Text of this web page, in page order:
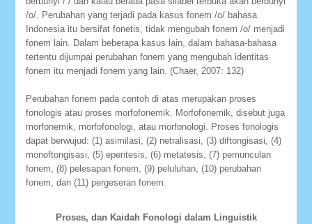
/o/. Perubahan yang terjadi pada kasus fonem /o/ bahasa
Indonesia itu bersifat fonetis, tidak mengubah fonem /o/ menjadi
fonem lain. Dalam beberapa kasus lain, dalam bahasa-bahasa
tertentu dijumpai perubahan fonem yang mengubah identitas
fonem itu menjadi fonem yang lain. (Chaer, 2007: 132)
Perubahan fonem pada contoh di atas merupakan proses
fonologis atau proses morfofonemik. Morfofonemik, disebut juga
morfonemik, morfofonologi, atau morfonologi. Proses fonologis
dapat berwujud: (1) asimilasi, (2) netralisasi, (3) diftongisasi, (4)
monoftongisasi, (5) epentesis, (6) metatesis, (7) pemunculan
fonem, (8) pelesapan fonem, (9) peluluhan, (10) perubahan
fonem, dan (11) pergeseran fonem.
Proses, dan Kaidah Fonologi dalam Linguistik